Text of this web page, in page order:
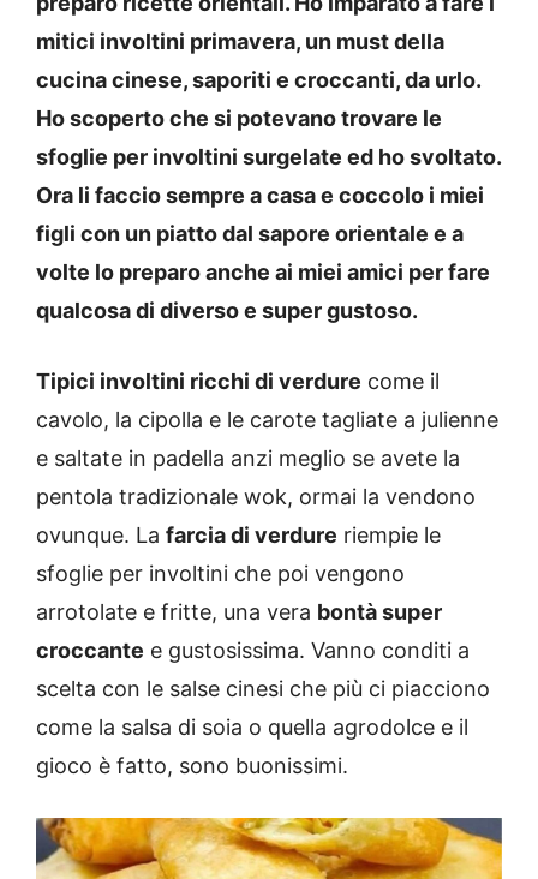
mitici involtini primavera, un must della
cucina cinese, saporiti e croccanti, da urlo.
Ho scoperto che si potevano trovare le
sfoglie per involtini surgelate ed ho svoltato.
Ora li faccio sempre a casa e coccolo i miei
figli con un piatto dal sapore orientale e a
volte lo preparo anche ai miei amici per fare
qualcosa di diverso e super gustoso.
Tipici involtini ricchi di verdure come il
cavolo, la cipolla e le carote tagliate a julienne
e saltate in padella anzi meglio se avete la
pentola tradizionale wok, ormai la vendono
ovunque. La farcia di verdure riempie le
sfoglie per involtini che poi vengono
arrotolate e fritte, una vera bontà super
croccante e gustosissima. Vanno conditi a
scelta con le salse cinesi che più ci piacciono
come la salsa di soia o quella agrodolce e il
gioco è fatto, sono buonissimi.